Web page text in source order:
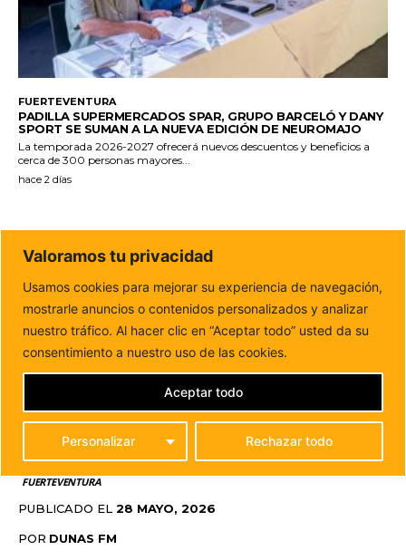
FUERTEVENTURA
PADILLA SUPERMERCADOS SPAR, GRUPO BARCELÓ Y DANY
SPORT SE SUMAN A LA NUEVA EDICIÓN DE NEUROMAJO
La temporada 2026-2027 ofrecerá nuevos descuentos y beneficios a
cerca de 300 personas mayores...
hace 2 días